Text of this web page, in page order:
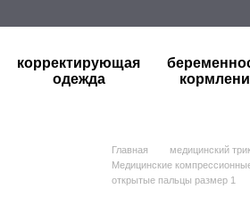
корректирующая
одежда
Главная медицинский
Медицинские
открытые пальцы размер 1